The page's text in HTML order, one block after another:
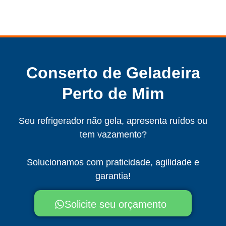
Conserto de Geladeira
Perto de Mim
Seu refrigerador não gela, apresenta ruídos ou
tem vazamento?
Solucionamos com praticidade, agilidade e
garantia!
Solicite seu orçamento